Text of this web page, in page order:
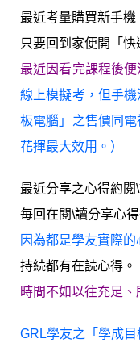
最近考量購買新手
只要回到家便開「快
最近因看完課程後
線上模擬考，但手
板電腦」之售價同
花揮最大效用。）
最近分享之心得約閱\
毎回在閱\讀分享心
因為都是學友實際的
持続都有在読心得。
時間不如以往充足、
GRL學友之「學成目